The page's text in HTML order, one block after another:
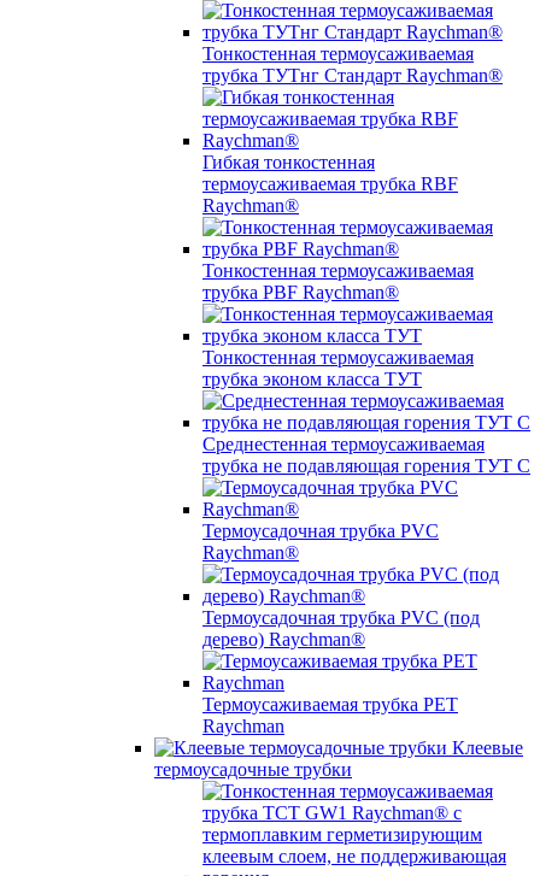
Тонкостенная термоусаживаемая
трубка ТУТнг Стандарт Raychman®
Гибкая тонкостенная
термоусаживаемая трубка RBF
Raychman®
Тонкостенная термоусаживаемая
трубка PBF Raychman®
Тонкостенная термоусаживаемая
трубка эконом класса ТУТ
Среднестенная термоусаживаемая
трубка не подавляющая горения ТУТ С
Термоусадочная трубка PVC
Raychman®
Термоусадочная трубка PVC (под
дерево) Raychman®
Термоусаживаемая трубка PET
Raychman
Клеевые
термоусадочные трубки